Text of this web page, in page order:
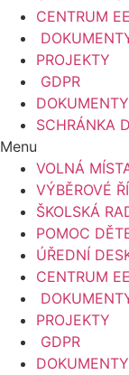
CENTRUM
PROJEKTY
GDPR
SCHRÁNKA
Menu
VOLNÁ
VÝBĚROVÉ
ŠKOLSKÁ
POMOC
ÚŘEDNÍ
CENTRUM
PROJEKTY
GDPR